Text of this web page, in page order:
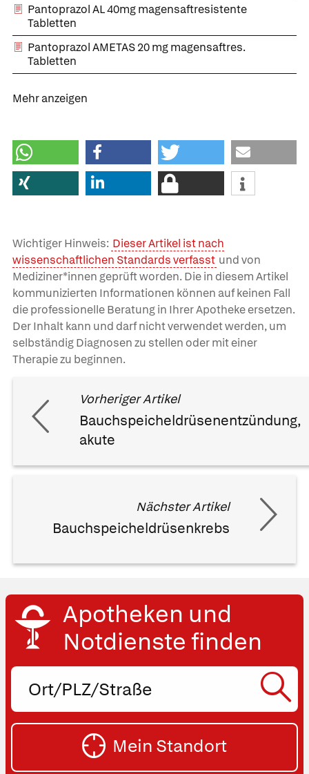
Pantoprazol AL 40mg magensaftresistente
Tabletten
Pantoprazol AMETAS 20 mg magensaftres.
Tabletten
Mehr anzeigen
Wichtiger Hinweis: Dieser Artikel ist nach
wissenschaftlichen Standards verfasst und von
Mediziner*innen geprüft worden. Die in diesem Artikel
kommunizierten Informationen können auf keinen Fall
die professionelle Beratung in Ihrer Apotheke ersetzen.
Der Inhalt kann und darf nicht verwendet werden, um
selbständig Diagnosen zu stellen oder mit einer
Therapie zu beginnen.
Vorheriger Artikel
Bauchspeicheldrüsenentzündung,
akute
Nächster Artikel
Bauchspeicheldrüsenkrebs
Apotheken und
Notdienste finden
Ort,
oder
Straße
Mein Standort